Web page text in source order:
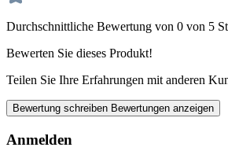
Durchschnittliche Bewertung von 0 von 5
Bewerten Sie dieses Produkt!
Teilen Sie Ihre Erfahrungen mit anderen
Bewertung schreiben Bewertungen anzeigen
Anmelden